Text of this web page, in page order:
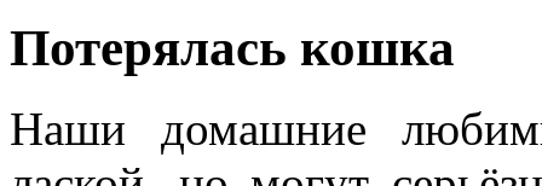
Потерялась кошка
Наши домашние